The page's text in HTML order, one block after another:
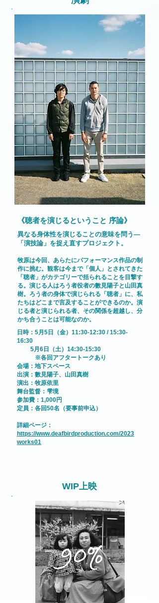
《聴者を演じるということ 序論》
異なる身体性を演じることの意味を問う—
「演技論」を捉え直すプロジェクト。
牧原は今回、あらたにパフォーマンス作品の制
作に挑む。観客は今まで「個人」とされてきた
「聴者」がカテゴリーで括られることを目撃す
る。演じる人はろう者役者の數見陽子と山田真
樹。ろう者の身体で演じられる「聴者」に、私
たちはどこまで言及することができるのか。演
じる者と演じられる者、その関係を超越し、分
かち合うことは可能なのか。
日時：5月5日（金）11:30-12:30 / 15:30-
16:30
5月6日（土）14:30-15:30
※各回アフタートークあり
会場：地下スペース
出演：數見陽子、山田真樹
演出：牧原依里
舞台監督：雫境
参加費：1,000円
定員：各回50名（要事前申込）
​詳細ページ：
https://www.deafbirdproduction.com/2023
works01
WIP上映